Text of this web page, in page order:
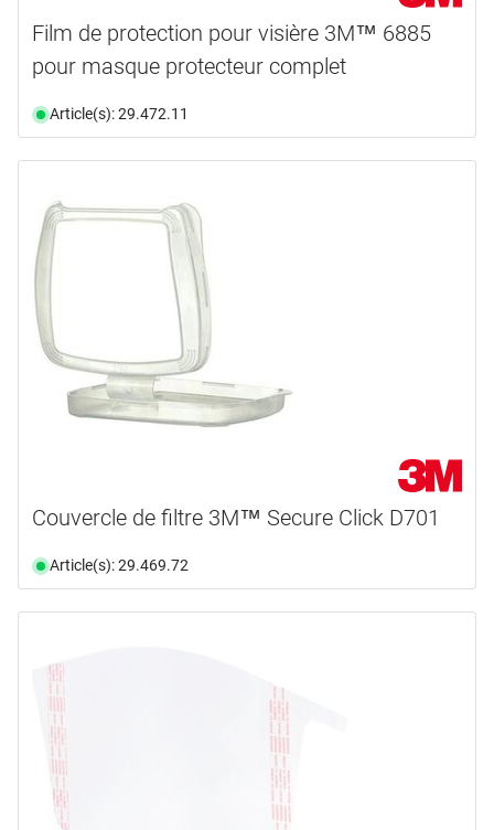
Film de protection pour visière 3M™ 6885
pour masque protecteur complet
Article(s): 29.472.11
Couvercle de filtre 3M™ Secure Click D701
Article(s): 29.469.72